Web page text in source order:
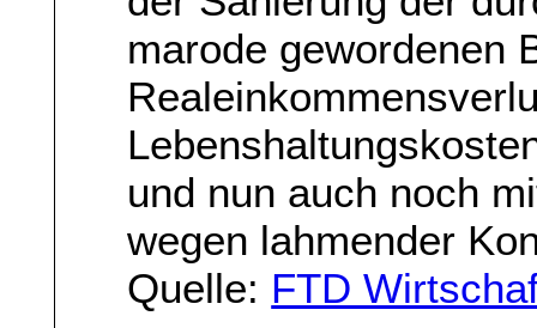
marode gewordenen
und nun auch noch
wegen lahmender
Quelle: FTD